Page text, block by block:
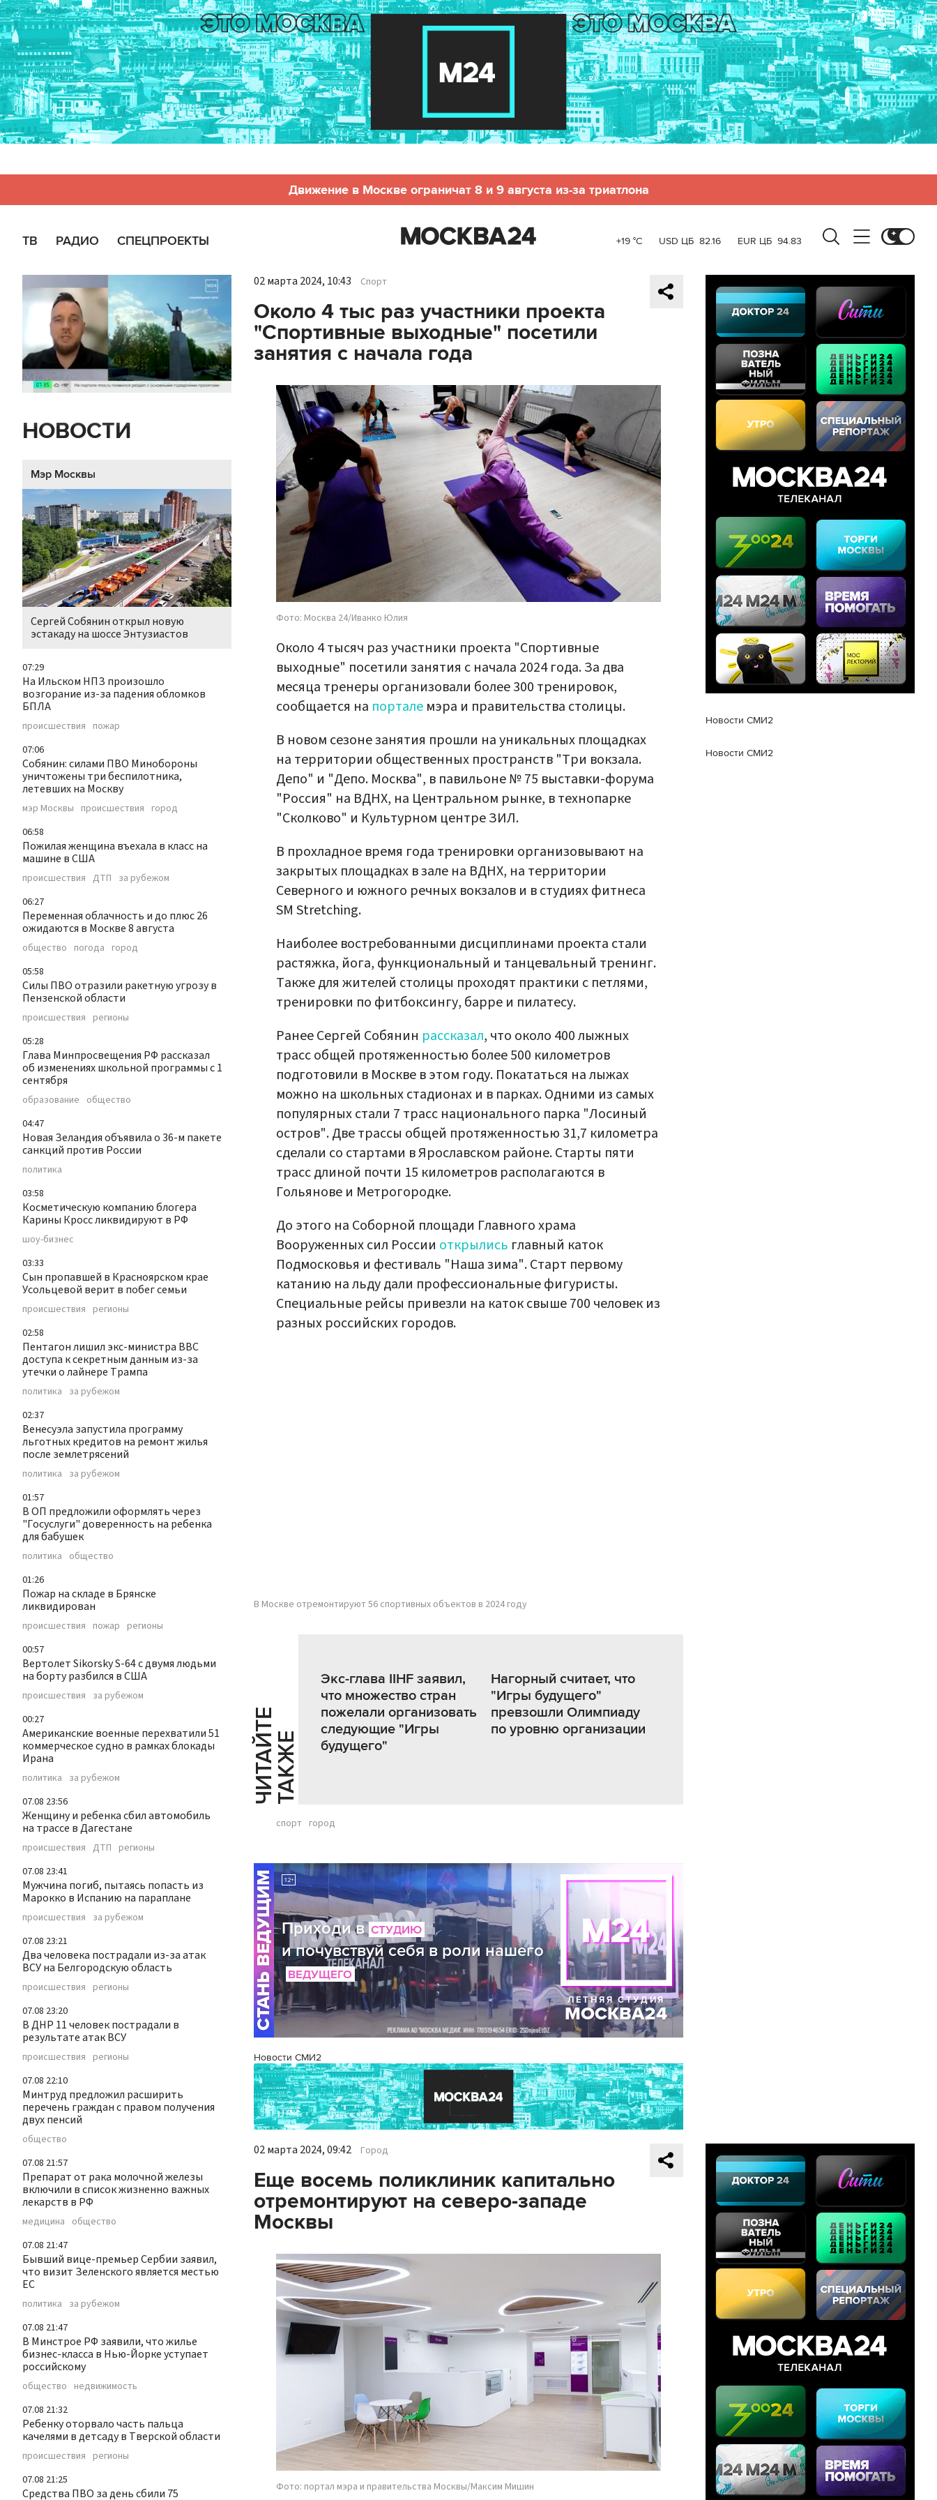
Движение в Москве ограничат 8 и 9 августа из-за триатлона
ТВ РАДИО СПЕЦПРОЕКТЫ +19 °C USD ЦБ 82.16 EUR ЦБ 94.83
НОВОСТИ
Мэр Москвы
Сергей Собянин открыл новую
эстакаду на шоссе Энтузиастов
07:29
На Ильском НПЗ произошло
возгорание из-за падения обломков
БПЛА
происшествия пожар
07:06
Собянин: силами ПВО Минобороны
уничтожены три беспилотника,
летевших на Москву
мэр Москвы происшествия город
06:58
Пожилая женщина въехала в класс на
машине в США
происшествия ДТП за рубежом
06:27
Переменная облачность и до плюс 26
ожидаются в Москве 8 августа
общество погода город
05:58
Силы ПВО отразили ракетную угрозу в
Пензенской области
происшествия регионы
05:28
Глава Минпросвещения РФ рассказал
об изменениях школьной программы с 1
сентября
образование общество
04:47
Новая Зеландия объявила о 36-м пакете
санкций против России
политика
03:58
Косметическую компанию блогера
Карины Кросс ликвидируют в РФ
шоу-бизнес
03:33
Сын пропавшей в Красноярском крае
Усольцевой верит в побег семьи
происшествия регионы
02:58
Пентагон лишил экс-министра ВВС
доступа к секретным данным из-за
утечки о лайнере Трампа
политика за рубежом
02:37
Венесуэла запустила программу
льготных кредитов на ремонт жилья
после землетрясений
политика за рубежом
01:57
В ОП предложили оформлять через
"Госуслуги" доверенность на ребенка
для бабушек
политика общество
01:26
Пожар на складе в Брянске
ликвидирован
происшествия пожар регионы
00:57
Вертолет Sikorsky S-64 с двумя людьми
на борту разбился в США
происшествия за рубежом
00:27
Американские военные перехватили 51
коммерческое судно в рамках блокады
Ирана
политика за рубежом
07.08 23:56
Женщину и ребенка сбил автомобиль
на трассе в Дагестане
происшествия ДТП регионы
07.08 23:41
Мужчина погиб, пытаясь попасть из
Марокко в Испанию на параплане
происшествия за рубежом
07.08 23:21
Два человека пострадали из-за атак
ВСУ на Белгородскую область
происшествия регионы
07.08 23:20
В ДНР 11 человек пострадали в
результате атак ВСУ
происшествия регионы
07.08 22:10
Минтруд предложил расширить
перечень граждан с правом получения
двух пенсий
общество
07.08 21:57
Препарат от рака молочной железы
включили в список жизненно важных
лекарств в РФ
медицина общество
07.08 21:47
Бывший вице-премьер Сербии заявил,
что визит Зеленского является местью
ЕС
политика за рубежом
07.08 21:47
В Минстрое РФ заявили, что жилье
бизнес-класса в Нью-Йорке уступает
российскому
общество недвижимость
07.08 21:32
Ребенку оторвало часть пальца
качелями в детсаду в Тверской области
происшествия регионы
07.08 21:25
Средства ПВО за день сбили 75
02 марта 2024, 10:43 Спорт
Около 4 тыс раз участники проекта
"Спортивные выходные" посетили
занятия с начала года
Фото: Москва 24/Иванко Юлия
Около 4 тысяч раз участники проекта "Спортивные
выходные" посетили занятия с начала 2024 года. За два
месяца тренеры организовали более 300 тренировок,
сообщается на портале мэра и правительства столицы.
В новом сезоне занятия прошли на уникальных площадках
на территории общественных пространств "Три вокзала.
Депо" и "Депо. Москва", в павильоне № 75 выставки-форума
"Россия" на ВДНХ, на Центральном рынке, в технопарке
"Сколково" и Культурном центре ЗИЛ.
В прохладное время года тренировки организовывают на
закрытых площадках в зале на ВДНХ, на территории
Северного и южного речных вокзалов и в студиях фитнеса
SM Stretching.
Наиболее востребованными дисциплинами проекта стали
растяжка, йога, функциональный и танцевальный тренинг.
Также для жителей столицы проходят практики с петлями,
тренировки по фитбоксингу, барре и пилатесу.
Ранее Сергей Собянин рассказал, что около 400 лыжных
трасс общей протяженностью более 500 километров
подготовили в Москве в этом году. Покататься на лыжах
можно на школьных стадионах и в парках. Одними из самых
популярных стали 7 трасс национального парка "Лосиный
остров". Две трассы общей протяженностью 31,7 километра
сделали со стартами в Ярославском районе. Старты пяти
трасс длиной почти 15 километров располагаются в
Гольянове и Метрогородке.
До этого на Соборной площади Главного храма
Вооруженных сил России открылись главный каток
Подмосковья и фестиваль "Наша зима". Старт первому
катанию на льду дали профессиональные фигуристы.
Специальные рейсы привезли на каток свыше 700 человек из
разных российских городов.
В Москве отремонтируют 56 спортивных объектов в 2024 году
Ч
И
Т
АЙ
Т
Е
Т
А
К
ЖЕ
Экс-глава IIHF заявил,
что множество стран
пожелали организовать
следующие "Игры
будущего"
Нагорный считает, что
"Игры будущего"
превзошли Олимпиаду
по уровню организации
спорт город
Новости СМИ2
Новости СМИ2
Новости СМИ2
02 марта 2024, 09:42 Город
Еще восемь поликлиник капитально
отремонтируют на северо-западе
Москвы
Фото: портал мэра и правительства Москвы/Максим Мишин